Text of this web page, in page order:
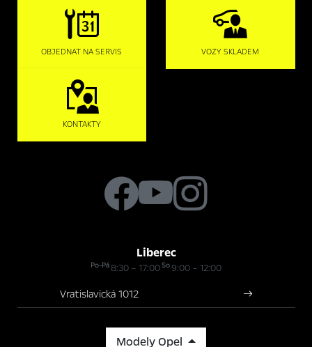
OBJEDNAT NA SERVIS VOZY SKLADEM
KONTAKTY
Liberec
Po-Pá8:30 – 17:00So9:00 – 12:00
Vratislavická 1012
Modely Opel